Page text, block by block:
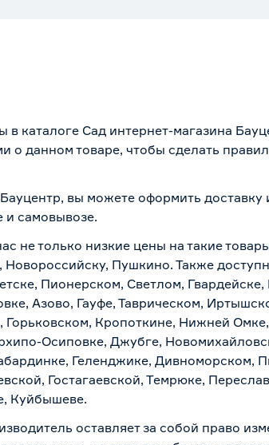
каталоге Сад интернет-магазина
о данном товаре, чтобы сделать
вы можете оформить доставку
и самовывозе.
не только низкие цены на такие
Пушкино. Также
Пионерском, Светлом,
Азово, Гауфе, Таврическом,
Горьковском, Кропоткине, Нижней
Осиповке, Джубге,
Геленджике, Дивноморском,
Гостагаевской, Темрюке,
Куйбышеве.
оставляет за собой право